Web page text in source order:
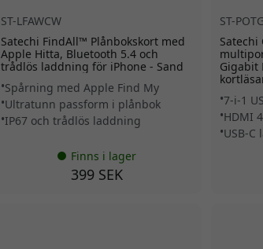
ST-LFAWCW
Satechi FindAll™ Plånbokskort med
Apple Hitta, Bluetooth 5.4 och
trådlös laddning för iPhone - Sand
Spårning med Apple Find My
Ultratunn passform i plånbok
IP67 och trådlös laddning
Finns i lager
399 SEK
ST-
Satechi
Gigabit
7-i-1
HDMI
USB-